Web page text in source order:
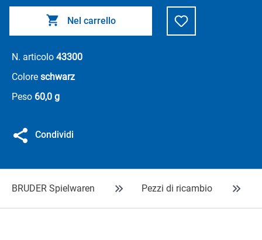
Nel carrello
N. articolo 43300
Colore schwarz
Peso 60,0 g
Condividi
BRUDER Spielwaren Pezzi di ricambio